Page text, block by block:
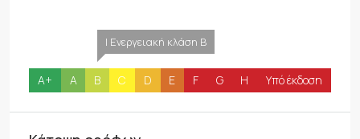
A+ A
| Ενεργειακή κλάση B
B C D E F G H Υπό έκδοση